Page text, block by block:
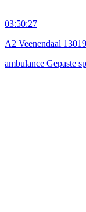
03:50:27
A2 Veenendaal
ambulance Gepaste